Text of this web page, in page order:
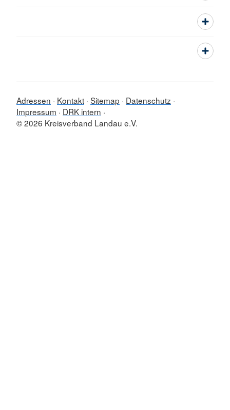
Adressen Kontakt Sitemap
Datenschutz
Impressum
DRK intern
© 2026 Kreisverband Landau e.V.